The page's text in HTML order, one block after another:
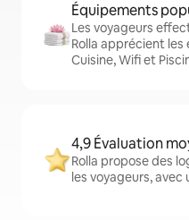
Équipements
Les voyageurs
Rolla apprécient
Cuisine, Wifi et
4,9 Évaluation
Rolla propose des
les voyageurs, avec